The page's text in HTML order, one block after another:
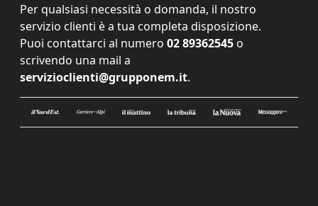
Per qualsiasi necessità o domanda, il nostro
servizio clienti è a tua completa disposizione.
Puoi contattarci al numero 02 89362545 o
scrivendo una mail a
servizioclienti@grupponem.it.